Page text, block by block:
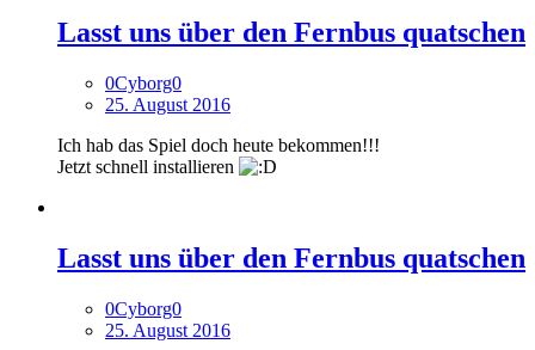
Lasst uns über den Fernbus quatschen
0Cyborg0
25. August 2016
Ich hab das Spiel doch heute bekommen!!!
Jetzt schnell installieren
Lasst uns über den Fernbus quatschen
0Cyborg0
25. August 2016